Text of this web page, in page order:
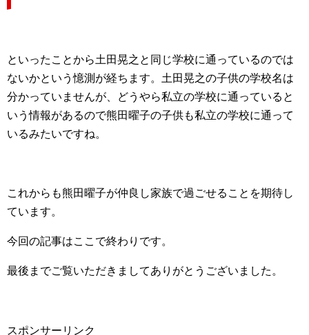
といったことから土田晃之と同じ学校に通っているのでは
ないかという憶測が経ちます。土田晃之の子供の学校名は
分かっていませんが、どうやら私立の学校に通っていると
いう情報があるので熊田曜子の子供も私立の学校に通って
いるみたいですね。
これからも熊田曜子が仲良し家族で過ごせることを期待し
ています。
今回の記事はここで終わりです。
最後までご覧いただきましてありがとうございました。
スポンサーリンク